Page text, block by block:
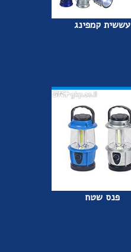
עששית קמפינג
פנס שטח